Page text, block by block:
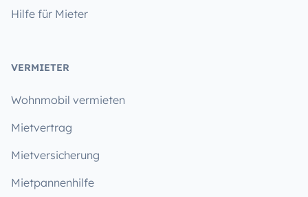
Hilfe für Mieter
VERMIETER
Wohnmobil vermieten
Mietvertrag
Mietversicherung
Mietpannenhilfe